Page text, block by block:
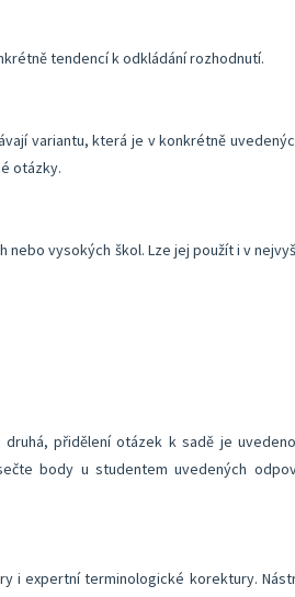
tendencí k odkládání rozhodnutí.
variantu, která je v konkrétně
otázky.
vysokých škol. Lze jej použít i v
přidělení otázek k sadě je
body u studentem uvedených
expertní terminologické korektury.